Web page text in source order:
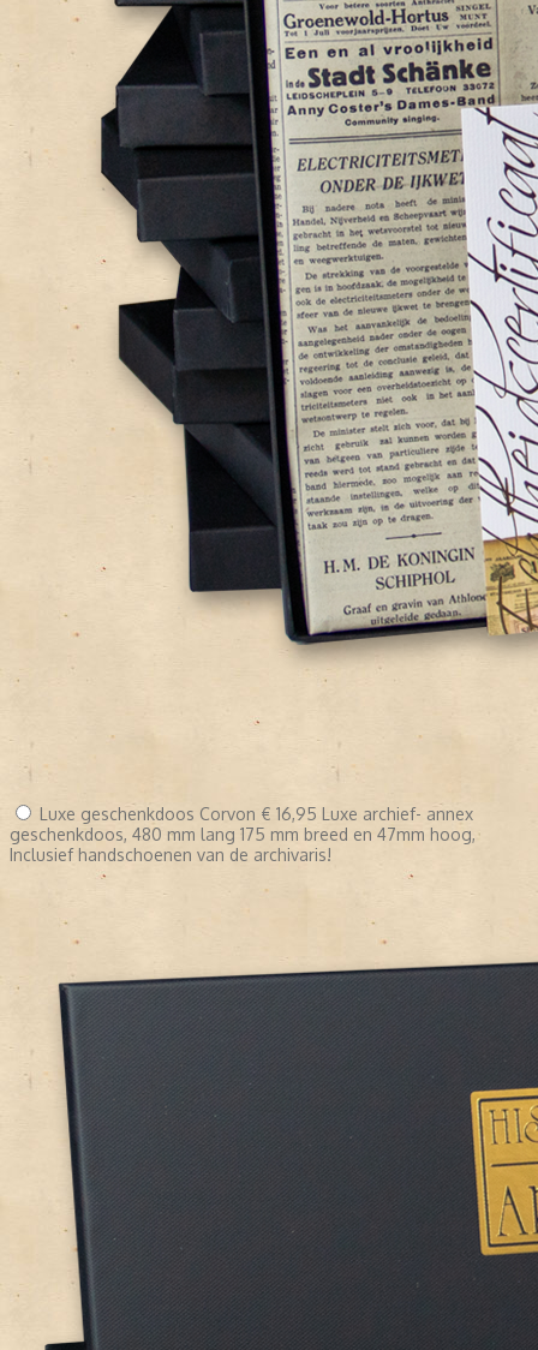
Luxe geschenkdoos Corvon € 16,95 Luxe archief- annex
geschenkdoos, 480 mm lang 175 mm breed en 47mm hoog,
Inclusief handschoenen van de archivaris!